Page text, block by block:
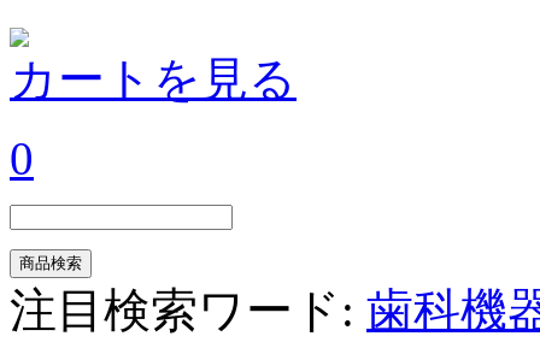
カートを見る
0
注目検索ワード: 歯科機